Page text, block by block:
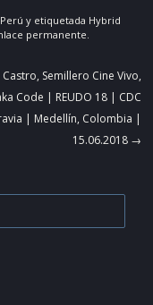
Perú y etiquetada Hybrid
permanente
Semillero Cine Vivo,
Code | REUDO 18 | CDC
| Medellín, Colombia |
15.06.2018 →